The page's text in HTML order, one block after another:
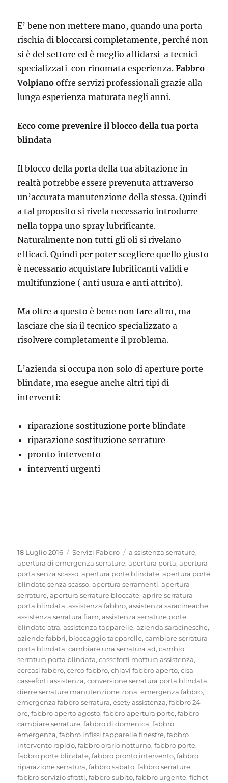
E’ bene non mettere mano, quando una porta
rischia di bloccarsi completamente, perché non
si è del settore ed è meglio affidarsi a tecnici
specializzati con rinomata esperienza. Fabbro
Volpiano offre servizi professionali grazie alla
lunga esperienza maturata negli anni.
Ecco come prevenire il blocco della tua porta
blindata
Il blocco della porta della tua abitazione in
realtà potrebbe essere prevenuta attraverso
un’accurata manutenzione della stessa. Quindi
a tal proposito si rivela necessario introdurre
nella toppa uno spray lubrificante.
Naturalmente non tutti gli oli si rivelano
efficaci. Quindi per poter scegliere quello giusto
è necessario acquistare lubrificanti validi e
multifunzione ( anti usura e anti attrito).
Ma oltre a questo è bene non fare altro, ma
lasciare che sia il tecnico specializzato a
risolvere completamente il problema.
L’azienda si occupa non solo di aperture porte
blindate, ma esegue anche altri tipi di
interventi:
riparazione sostituzione porte blindate
riparazione sostituzione serrature
pronto intervento
interventi urgenti
Pubblicato
il
18 Luglio 2016 Categorie
Servizi Fabbro Tag
a ssistenza serrature,
apertura di emergenza serrature,apertura porta,apertura
porta senza scasso,apertura porte blindate,apertura porte
blindate senza scasso,apertura serramenti,apertura
serrature,apertura serrature bloccate,aprire serratura
porta blindata,assistenza fabbro,assistenza saracineache,
assistenza serratura fiam,assistenza serrature porte
blindate atra,assistenza tapparelle,azienda saracinesche,
aziende fabbri, bloccaggio tapparelle,cambiare serratura
porta blindata,cambiare una serratura ad,cambio
serratura porta blindata,casseforti mottura assistenza,
cercasi fabbro,cerco fabbro,chiavi fabbro aperto,cisa
casseforti assistenza,conversione serratura porta blindata,
dierre serrature manutenzione zona,emergenza fabbro,
emergenza fabbro serratura,esety assistenza,fabbro 24
ore,fabbro aperto agosto,fabbro apertura porte,fabbro
cambiare serrature,fabbro di domenica,fabbro
emergenza,fabbro infissi tapparelle finestre,fabbro
intervento rapido,fabbro orario notturno,fabbro porte,
fabbro porte blindate,fabbro pronto intervento,fabbro
riparazione serratura,fabbro sabato,fabbro serrature,
fabbro servizio sfratti,fabbro subito,fabbro urgente,fichet